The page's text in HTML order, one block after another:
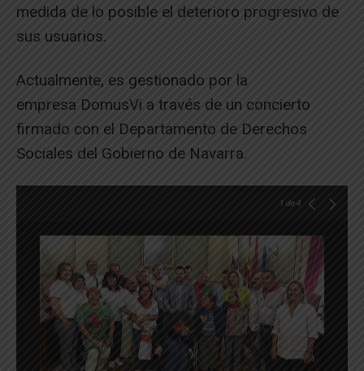
medida de lo posible el deterioro progresivo de
sus usuarios.
Actualmente, es gestionado por la
empresa DomusVi a través de un concierto
firmado con el Departamento de Derechos
Sociales del Gobierno de Navarra.
1 de 4